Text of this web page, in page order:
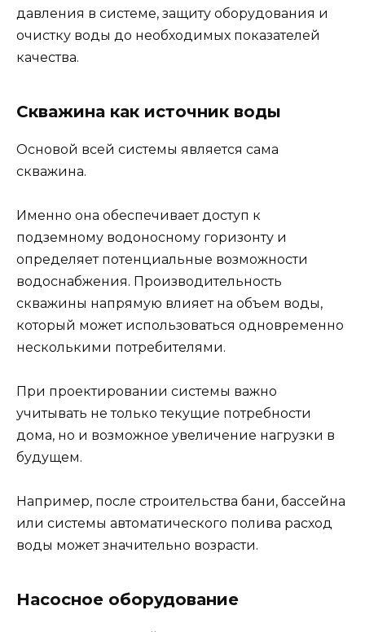
давления в системе, защиту оборудования и
очистку воды до необходимых показателей
качества.
Скважина как источник воды
Основой всей системы является сама
скважина.
Именно она обеспечивает доступ к
подземному водоносному горизонту и
определяет потенциальные возможности
водоснабжения. Производительность
скважины напрямую влияет на объем воды,
который может использоваться одновременно
несколькими потребителями.
При проектировании системы важно
учитывать не только текущие потребности
дома, но и возможное увеличение нагрузки в
будущем.
Например, после строительства бани, бассейна
или системы автоматического полива расход
воды может значительно возрасти.
Насосное оборудование